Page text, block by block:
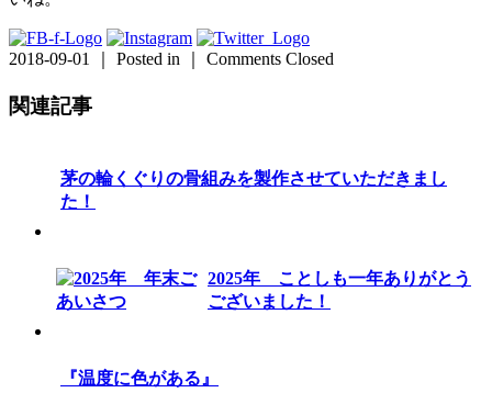
2018-09-01 ｜ Posted in ｜ Comments Closed
関連記事
茅の輪くぐりの骨組みを製作させていただきまし
た！
2025年 ことしも一年ありがとう
ございました！
『温度に色がある』